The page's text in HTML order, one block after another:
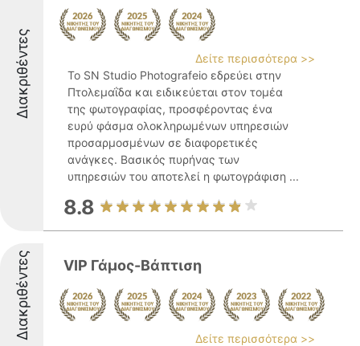
Διακριθέντες
Δείτε περισσότερα >>
Το SN Studio Photografeio εδρεύει στην
Πτολεμαΐδα και ειδικεύεται στον τομέα
της φωτογραφίας, προσφέροντας ένα
ευρύ φάσμα ολοκληρωμένων υπηρεσιών
προσαρμοσμένων σε διαφορετικές
ανάγκες. Βασικός πυρήνας των
υπηρεσιών του αποτελεί η φωτογράφιση ...
8.8
Διακριθέντες VIP Γάμος-Βάπτιση
Δείτε περισσότερα >>